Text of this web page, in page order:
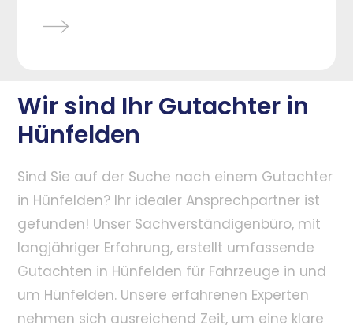
Wir sind Ihr Gutachter in
Hünfelden
Sind Sie auf der Suche nach einem Gutachter
in Hünfelden? Ihr idealer Ansprechpartner ist
gefunden! Unser Sachverständigenbüro, mit
langjähriger Erfahrung, erstellt umfassende
Gutachten in Hünfelden für Fahrzeuge in und
um Hünfelden. Unsere erfahrenen Experten
nehmen sich ausreichend Zeit, um eine klare